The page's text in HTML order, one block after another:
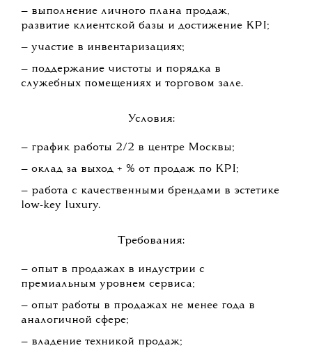
— выполнение личного плана продаж,
развитие клиентской базы и достижение KPI;
— участие в инвентаризациях;
— поддержание чистоты и порядка в
служебных помещениях и торговом зале.
Условия:
— график работы 2/2 в центре Москвы;
— оклад за выход + % от продаж по KPI;
— работа с качественными брендами в эстетике
low-key luxury.
Требования:
— опыт в продажах в индустрии с
премиальным уровнем сервиса;
— опыт работы в продажах не менее года в
аналогичной сфере;
— владение техникой продаж;